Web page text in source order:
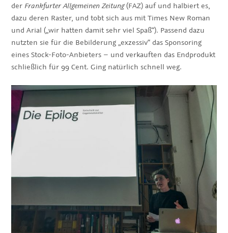
der Frankfurter Allgemeinen Zeitung(FAZ) auf und halbiert es,
dazu deren Raster, und tobt sich aus mit Times New Roman
und Arial („wir hatten damit sehr viel Spaß“). Passend dazu
nutzten sie für die Bebilderung „exzessiv“ das Sponsoring
eines Stock-Foto-Anbieters – und verkauften das Endprodukt
schließlich für 99 Cent. Ging natürlich schnell weg.